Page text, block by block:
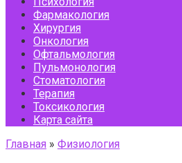
Фармакология
Хирургия
Онкология
Офтальмология
Пульмонология
Стоматология
Терапия
Токсикология
Карта сайта
Главная » Физиология